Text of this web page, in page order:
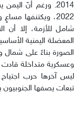
2014. ورغم أنّ اليمن يشهد
2022، ويكتنفها
شامل للأزمة، إلا أن
المعضلة اليمنية
الصورة بناءً على
وعسكرية متداخلة قادت
تبعات يصفها الجنوبيون